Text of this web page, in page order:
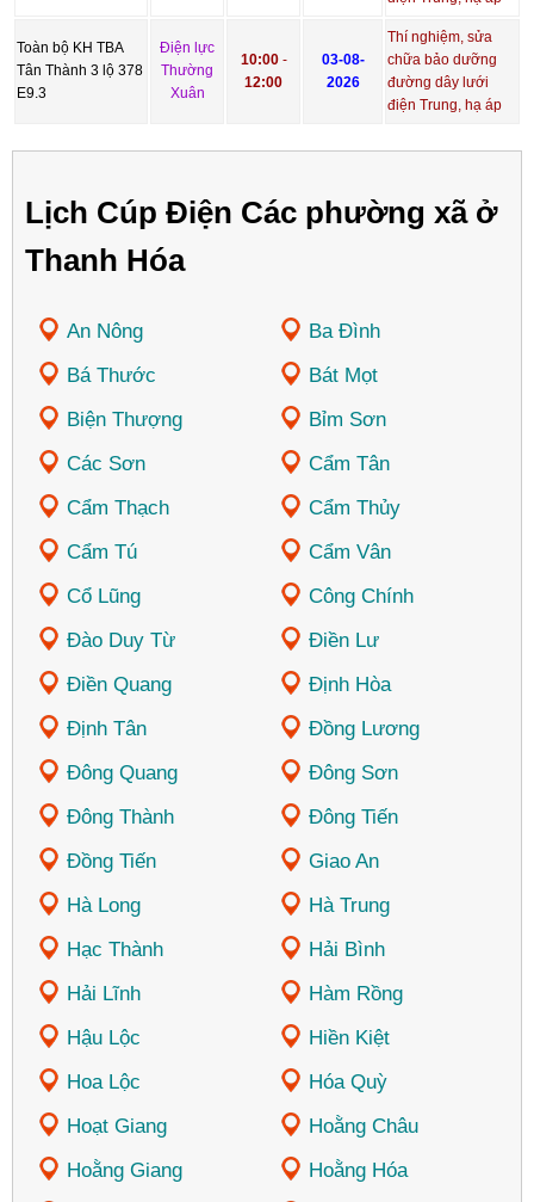
Toàn bộ KH TBA
Tân Thành 3 lộ 378
E9.3
Điện lực
Thường
Xuân
10:00-
12:00
03-08-
2026
Thí nghiệm, sửa
chữa bảo dưỡng
đường dây lưới
điện Trung, hạ áp
Lịch Cúp Điện Các phường xã ở
Thanh Hóa
An Nông
Ba Đình
Bá Thước
Bát Mọt
Biện Thượng
Bỉm Sơn
Các Sơn
Cẩm Tân
Cẩm Thạch
Cẩm Thủy
Cẩm Tú
Cẩm Vân
Cổ Lũng
Công Chính
Đào Duy Từ
Điền Lư
Điền Quang
Định Hòa
Định Tân
Đồng Lương
Đông Quang
Đông Sơn
Đông Thành
Đông Tiến
Đồng Tiến
Giao An
Hà Long
Hà Trung
Hạc Thành
Hải Bình
Hải Lĩnh
Hàm Rồng
Hậu Lộc
Hiền Kiệt
Hoa Lộc
Hóa Quỳ
Hoạt Giang
Hoằng Châu
Hoằng Giang
Hoằng Hóa